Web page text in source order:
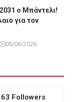
ο Μπάντελι!
για τον
08/08/2026
63 Followers